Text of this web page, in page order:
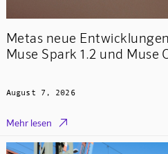
Metas neue
Muse Spark 1.2 und Muse
August 7, 2026
Mehr lesen 